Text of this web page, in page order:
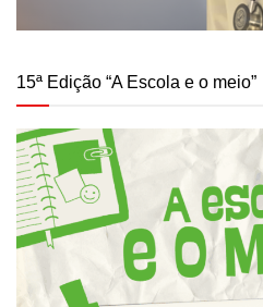
15ª Edição “A Escola e o meio”